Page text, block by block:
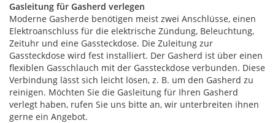
Gasleitung für Gasherd verlegen
Moderne Gasherde benötigen meist zwei Anschlüsse, einen
Elektroanschluss für die elektrische Zündung, Beleuchtung,
Zeituhr und eine Gassteckdose. Die Zuleitung zur
Gassteckdose wird fest installiert. Der Gasherd ist über einen
flexiblen Gasschlauch mit der Gassteckdose verbunden. Diese
Verbindung lässt sich leicht lösen, z. B. um den Gasherd zu
reinigen. Möchten Sie die Gasleitung für Ihren Gasherd
verlegt haben, rufen Sie uns bitte an, wir unterbreiten ihnen
gerne ein Angebot.